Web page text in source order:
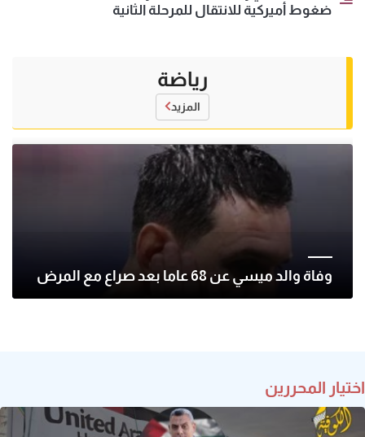
ضغوط أميركية للانتقال للمرحلة الثانية
رياضة
المزيد
وفاة والد ميسي عن 68 عاما بعد صراع مع المرض
اختيار المحررين